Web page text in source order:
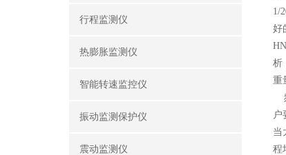
行程监测仪
热膨胀监测仪
智能转速监控仪
振动监测保护仪
震动监测仪
1/
好
析
重
户
当
程